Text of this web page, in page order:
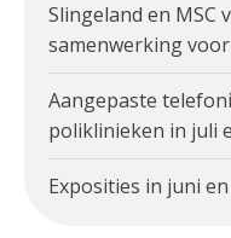
Slingeland en MSC
samenwerking
Aangepaste
poliklinieken in juli
Exposities in juni